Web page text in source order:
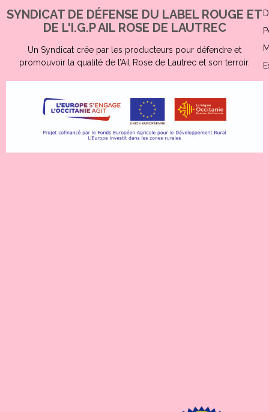
SYNDICAT DE DÉFENSE DU LABEL ROUGE ET
DE L'I.G.P AIL ROSE DE LAUTREC
Un Syndicat crée par les producteurs pour défendre et
promouvoir la qualité de l’Ail Rose de Lautrec et son terroir.